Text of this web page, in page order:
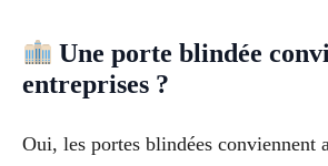
Une porte blindée
entreprises ?
Oui, les portes blindées conviennent